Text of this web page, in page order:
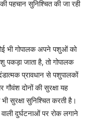
पहचान सुनिश्चित की जा रही
भी गोपालक अपने पशुओं को
जाता है, तो गोपालक
प्रावधान से पशुपालकों
गौवंश दोनों की सुरक्षा यह
सुरक्षा सुनिश्चित करती है।
दुर्घटनाओं पर रोक लगाने